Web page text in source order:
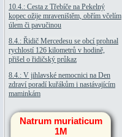
10.4.: Cesta z Třebíče na Pekelný
kopec ožije mraveništěm, obřím včelím
úlem či pavučinou
8.4.: Řidič Mercedesu se obcí prohnal
rychlostí 126 kilometrů v hodině,
přišel o řidičský průkaz
8.4.: V jihlavské nemocnici na Den
zdraví poradí kuřákům i nastávajícím
maminkám
Natrum muriaticum
1M